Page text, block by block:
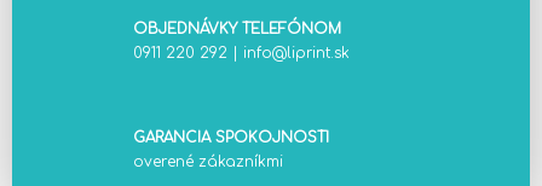
OBJEDNÁVKY TELEFÓNOM
0911 220 292
info@liprint.sk
GARANCIA SPOKOJNOSTI
overené zákazníkmi